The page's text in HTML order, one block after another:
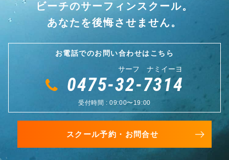
ビーチのサーフィンスクール。
あなたを後悔させません。
お電話でのお問い合わせはこちら
サーフ ナミイーヨ
0475-32-7314
受付時間 : 09:00〜19:00
スクール予約・お問合せ